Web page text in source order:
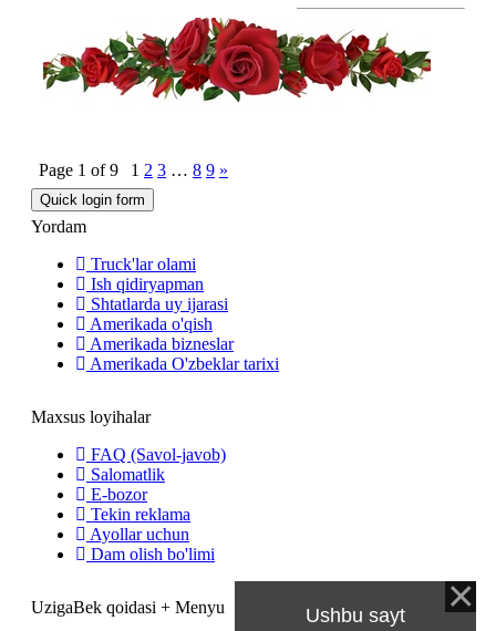
Page 1 of9 1 2 3 … 8 9 »
Yordam
Truck'lar olami
Ish qidiryapman
Shtatlarda uy ijarasi
Amerikada o'qish
Amerikada bizneslar
Amerikada O'zbeklar tarixi
Maxsus loyihalar
FAQ (Savol-javob)
Salomatlik
E-bozor
Tekin reklama
Ayollar uchun
Dam olish bo'limi
UzigaBek qoidasi + Menyu
Ushbu sayt